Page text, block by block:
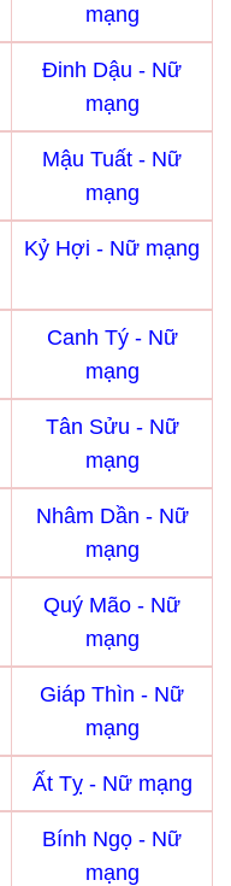
mạng
Đinh Dậu - Nữ
mạng
Mậu Tuất - Nữ
mạng
Kỷ Hợi - Nữ mạng
Canh Tý - Nữ
mạng
Tân Sửu - Nữ
mạng
Nhâm Dần - Nữ
mạng
Quý Mão - Nữ
mạng
Giáp Thìn - Nữ
mạng
Ất Tỵ - Nữ mạng
Bính Ngọ - Nữ
mạng